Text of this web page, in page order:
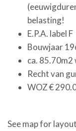
belasting!
E.P.A. label F
Bouwjaar
ca.
Recht van
WOZ €
See map for